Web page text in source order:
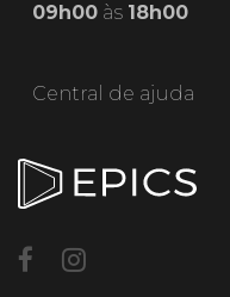
09h00 às 18h00
Central de ajuda